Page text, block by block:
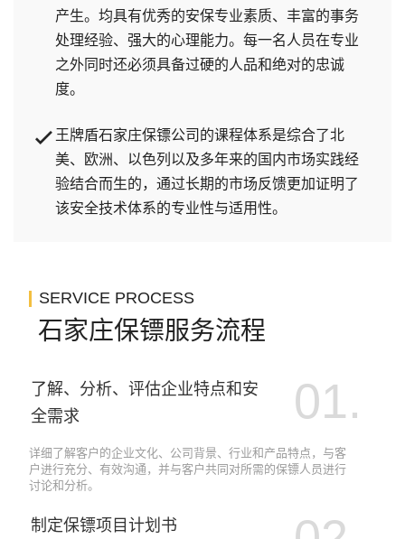
产生。均具有优秀的安保专业素质、丰富的事务
处理经验、强大的心理能力。每一名人员在专业
之外同时还必须具备过硬的人品和绝对的忠诚
度。
王牌盾石家庄保镖公司的课程体系是综合了北
美、欧洲、以色列以及多年来的国内市场实践经
验结合而生的，通过长期的市场反馈更加证明了
该安全技术体系的专业性与适用性。
SERVICE PROCESS
石家庄保镖服务流程
了解、分析、评估企业特点和安
全需求
01.
详细了解客户的企业文化、公司背景、行业和产品特点，与客
户进行充分、有效沟通，并与客户共同对所需的保镖人员进行
讨论和分析。
制定保镖项目计划书